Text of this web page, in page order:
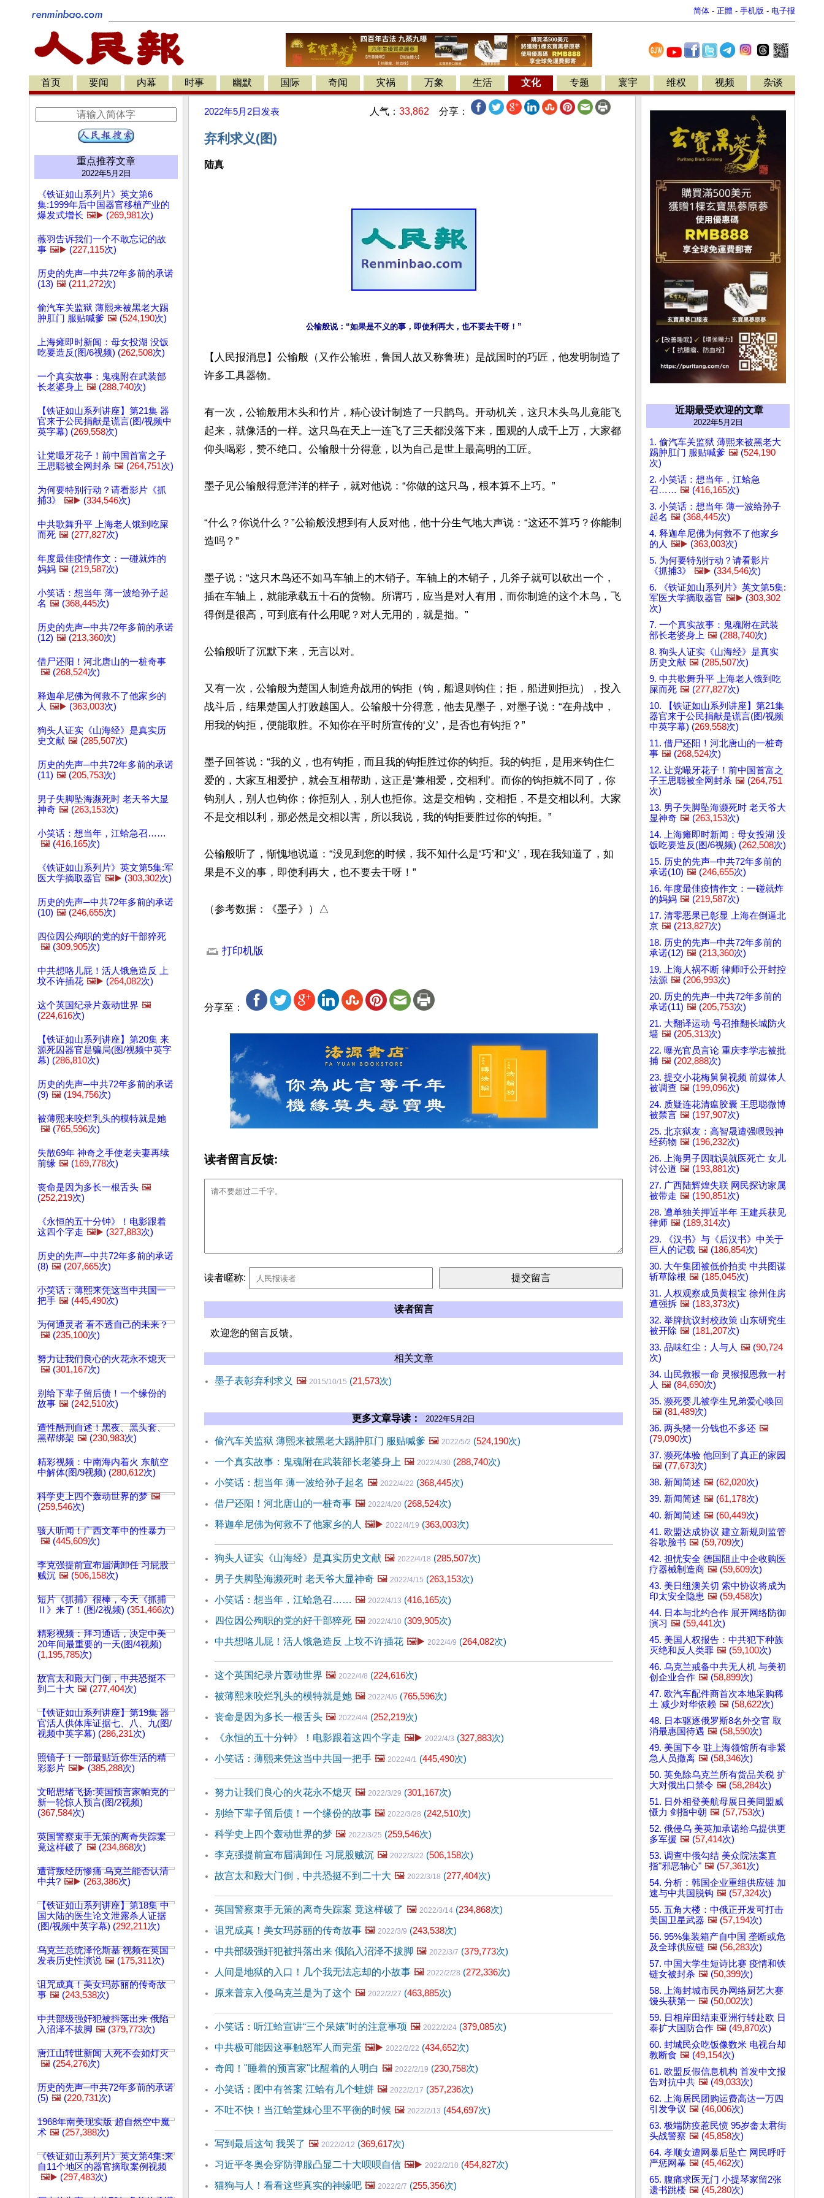
简体 - 正體 - 手机版 - 电子报
首页 要闻 内幕 时事 幽默 国际 奇闻 灾祸 万象 生活 文化 专题 寰宇 维权 视频 杂谈
重点推荐文章
2022年5月2日
《铁证如山系列片》英文第6
集:1999年后中国器官移植产业的
爆发式增长 🖼️▶️ (269,981次)
薇羽告诉我们一个不敢忘记的故
事 🖼️▶️ (227,115次)
历史的先声─中共72年多前的承诺
(13) 🖼️ (211,272次)
偷汽车关监狱 薄熙来被黑老大踢
肿肛门 服贴喊爹 🖼️ (524,190次)
上海瘫即时新闻：母女投湖 没饭
吃要造反(图/6视频) (262,508次)
一个真实故事：鬼魂附在武装部
长老婆身上 🖼️ (288,740次)
【铁证如山系列讲座】第21集 器
官来于公民捐献是谎言(图/视频中
英字幕) (269,558次)
让党嘬牙花子！前中国首富之子
王思聪被全网封杀 🖼️ (264,751次)
为何要特别行动？请看影片《抓
捕3》
🖼️▶️ (334,546次)
中共歌舞升平 上海老人饿到吃屎
而死 🖼️ (277,827次)
年度最佳疫情作文：一碰就炸的
妈妈 🖼️ (219,587次)
小笑话：想当年 薄一波给孙子起
名 🖼️ (368,445次)
历史的先声─中共72年多前的承诺
(12) 🖼️ (213,360次)
借尸还阳！河北唐山的一桩奇事
🖼️ (268,524次)
释迦牟尼佛为何救不了他家乡的
人 🖼️▶️ (363,003次)
狗头人证实《山海经》是真实历
史文献 🖼️ (285,507次)
历史的先声─中共72年多前的承诺
(11) 🖼️ (205,753次)
男子失脚坠海濒死时 老天爷大显
神奇 🖼️ (263,153次)
小笑话：想当年，江蛤急召……
🖼️ (416,165次)
《铁证如山系列片》英文第5集:军
医大学摘取器官 🖼️▶️ (303,302次)
历史的先声─中共72年多前的承诺
(10) 🖼️ (246,655次)
四位因公殉职的党的好干部猝死
🖼️ (309,905次)
中共想咯儿屁！活人饿急造反 上
坟不许插花 🖼️▶️ (264,082次)
这个英国纪录片轰动世界 🖼️
(224,616次)
【铁证如山系列讲座】第20集 来
源死囚器官是骗局(图/视频中英字
幕) (286,810次)
历史的先声─中共72年多前的承诺
(9) 🖼️ (194,756次)
被薄熙来咬烂乳头的模特就是她
🖼️ (765,596次)
失散69年 神奇之手使老夫妻再续
前缘 🖼️ (169,778次)
丧命是因为多长一根舌头 🖼️
(252,219次)
《永恒的五十分钟》！电影跟着
这四个字走 🖼️▶️ (327,883次)
历史的先声─中共72年多前的承诺
(8) 🖼️ (207,665次)
小笑话：薄熙来凭这当中共国一
把手 🖼️ (445,490次)
为何通灵者 看不透自己的未来？
🖼️ (235,100次)
努力让我们良心的火花永不熄灭
🖼️ (301,167次)
别给下辈子留后债！一个缘份的
故事 🖼️ (242,510次)
遭性酷刑自述！黑夜、黑头套、
黑帮绑架 🖼️ (230,983次)
精彩视频：中南海内着火 东航空
中解体(图/9视频) (280,612次)
科学史上四个轰动世界的梦 🖼️
(259,546次)
骇人听闻！广西文革中的性暴力
🖼️ (445,609次)
李克强提前宣布届满卸任 习屁股
贼沉 🖼️ (506,158次)
短片《抓捕》很棒，今天《抓捕
Ⅱ》来了！(图/2视频) (351,466次)
精彩视频：拜习通话，决定中美
20年间最重要的一天(图/4视频)
(1,195,785次)
故宫太和殿大门倒，中共恐挺不
到二十大 🖼️ (277,404次)
【铁证如山系列讲座】第19集 器
官活人供体库证据七、八、九(图/
视频中英字幕) (286,231次)
照镜子！一部最贴近你生活的精
彩影片 🖼️▶️ (385,288次)
文昭思绪飞扬:英国预言家帕克的
新一轮惊人预言(图/2视频)
(367,584次)
英国警察束手无策的离奇失踪案
竟这样破了 🖼️ (234,868次)
遭背叛经历惨痛 乌克兰能否认清
中共? 🖼️▶️ (263,386次)
【铁证如山系列讲座】第18集 中
国大陆的医生论文泄露杀人证据
(图/视频中英字幕) (292,211次)
乌克兰总统泽伦斯基 视频在英国
发表历史性演说 🖼️ (175,311次)
诅咒成真！美女玛苏丽的传奇故
事 🖼️ (243,538次)
中共部级强奸犯被抖落出来 俄陷
入沼泽不拔脚 🖼️ (379,773次)
唐江山转世新闻 人死不会如灯灭
🖼️ (254,276次)
历史的先声─中共72年多前的承诺
(5) 🖼️ (220,731次)
1968年南美现实版 超自然空中魔
术 🖼️ (257,388次)
《铁证如山系列片》英文第4集:来
自11个地区的器官摘取案例视频
🖼️▶️ (297,483次)
2022年5月2日 发表 人气： 33,862 分享：
弃利求义(图)
陆真
【人民报消息】公输般（又作公输班，鲁国人故又称鲁班）是战国时的巧匠，他发明制造了
许多工具器物。
有一次，公输般用木头和竹片，精心设计制造了一只鹊鸟。开动机关，这只木头鸟儿竟能飞
起来，就像活的一样。这只鸟在天上一连飞了三天都没落下来，围观的人成千上万，大家都
仰头喝彩，赞不绝口。公输般十分得意，以为自己是世上最高明的工匠。
墨子见公输般得意洋洋的样子，就对他说：“你做的这只鸟，根本算不上巧。”
“什么？你说什么？”公输般没想到有人反对他，他十分生气地大声说：“这还不算巧？你能制
造吗？”
墨子说：“这只木鸟还不如马车轴上的木销子。车轴上的木销子，几斧子就可以砍出一个，
插在车轴上，就能承载五十石的货物。所谓巧，应当是对人有用，而你制造的这个木鸟，飞
得倒是很高，可到底有什么用呢？对人无用的，就是拙。”
公输般听了沉默下来，无言以对。
又有一次，公输般为楚国人制造舟战用的钩拒（钩，船退则钩住；拒，船进则拒抗），投入
战斗后，结果楚国人打败越国人。公输般十分得意，他去见墨子，对墨子说：“在舟战中，
用我的钩拒，便能取胜。不知你在平时所宣传的‘义’，是否也有钩拒？”
墨子回答说：“我的义，也有钩拒，而且我的钩拒胜过你的钩拒。我的钩拒，是用来钩住仁
爱的，大家互相爱护，就会互相帮助，这正是‘兼相爱，交相利’。而你的钩拒就不同了，你
钩别人，别人也钩你；你拒别人，别人也拒你。这是交相钩，交相拒，不是交相以利。大家
不是交相以利，那必然是交相以害，所以我说，我的钩拒要胜过你的钩拒。”
公输般听了，惭愧地说道：“没见到您的时候，我不知什么是‘巧’和‘义’，现在我知道了，如
果是不义的事，即使利再大，也不要去干呀！”
（参考数据：《墨子》）△
打印机版
分享至：
读者留言反馈:
读者暱称:
读者留言
欢迎您的留言反馈。
相关文章
墨子表彰弃利求义 🖼️ 2015/10/15 (21,573次)
更多文章导读： 2022年5月2日
偷汽车关监狱 薄熙来被黑老大踢肿肛门 服贴喊爹 🖼️ 2022/5/2 (524,190次)
一个真实故事：鬼魂附在武装部长老婆身上 🖼️ 2022/4/30 (288,740次)
小笑话：想当年 薄一波给孙子起名 🖼️ 2022/4/22 (368,445次)
借尸还阳！河北唐山的一桩奇事 🖼️ 2022/4/20 (268,524次)
释迦牟尼佛为何救不了他家乡的人 🖼️▶️ 2022/4/19 (363,003次)
狗头人证实《山海经》是真实历史文献 🖼️ 2022/4/18 (285,507次)
男子失脚坠海濒死时 老天爷大显神奇 🖼️ 2022/4/15 (263,153次)
小笑话：想当年，江蛤急召…… 🖼️ 2022/4/13 (416,165次)
四位因公殉职的党的好干部猝死 🖼️ 2022/4/10 (309,905次)
中共想咯儿屁！活人饿急造反 上坟不许插花 🖼️▶️ 2022/4/9 (264,082次)
这个英国纪录片轰动世界 🖼️ 2022/4/8 (224,616次)
被薄熙来咬烂乳头的模特就是她 🖼️ 2022/4/6 (765,596次)
丧命是因为多长一根舌头 🖼️ 2022/4/4 (252,219次)
《永恒的五十分钟》！电影跟着这四个字走 🖼️▶️ 2022/4/3 (327,883次)
小笑话：薄熙来凭这当中共国一把手 🖼️ 2022/4/1 (445,490次)
努力让我们良心的火花永不熄灭 🖼️ 2022/3/29 (301,167次)
别给下辈子留后债！一个缘份的故事 🖼️ 2022/3/28 (242,510次)
科学史上四个轰动世界的梦 🖼️ 2022/3/25 (259,546次)
李克强提前宣布届满卸任 习屁股贼沉 🖼️ 2022/3/22 (506,158次)
故宫太和殿大门倒，中共恐挺不到二十大 🖼️ 2022/3/18 (277,404次)
英国警察束手无策的离奇失踪案 竟这样破了 🖼️ 2022/3/14 (234,868次)
诅咒成真！美女玛苏丽的传奇故事 🖼️ 2022/3/9 (243,538次)
中共部级强奸犯被抖落出来 俄陷入沼泽不拔脚 🖼️ 2022/3/7 (379,773次)
人间是地狱的入口！几个我无法忘却的小故事 🖼️ 2022/2/28 (272,336次)
原来普京入侵乌克兰是为了这个 🖼️ 2022/2/27 (463,885次)
小笑话：听江蛤宣讲“三个呆婊”时的注意事项 🖼️ 2022/2/24 (379,085次)
中共极可能因这事触怒军人而完蛋 🖼️▶️ 2022/2/22 (434,652次)
奇闻！"睡着的预言家"比醒着的人明白 🖼️ 2022/2/19 (230,758次)
小笑话：图中有答案 江蛤有几个蛙姘 🖼️ 2022/2/17 (357,236次)
不吐不快！当江蛤堂妹心里不平衡的时候 🖼️ 2022/2/13 (454,697次)
写到最后这句 我哭了 🖼️ 2022/2/12 (369,617次)
习近平冬奥会穿防弹服凸显二十大呗呗自信 🖼️▶️ 2022/2/10 (454,827次)
猫狗与人！看看这些真实的神缘吧 🖼️ 2022/2/7 (255,356次)
近期最受欢迎的文章
2022年5月2日
1. 偷汽车关监狱 薄熙来被黑老大
踢肿肛门 服贴喊爹 🖼️ (524,190
次)
2. 小笑话：想当年，江蛤急
召…… 🖼️ (416,165次)
3. 小笑话：想当年 薄一波给孙子
起名 🖼️ (368,445次)
4. 释迦牟尼佛为何救不了他家乡
的人 🖼️▶️ (363,003次)
5. 为何要特别行动？请看影片
《抓捕3》
🖼️▶️ (334,546次)
6. 《铁证如山系列片》英文第5集:
军医大学摘取器官 🖼️▶️ (303,302
次)
7. 一个真实故事：鬼魂附在武装
部长老婆身上 🖼️ (288,740次)
8. 狗头人证实《山海经》是真实
历史文献 🖼️ (285,507次)
9. 中共歌舞升平 上海老人饿到吃
屎而死 🖼️ (277,827次)
10. 【铁证如山系列讲座】第21集
器官来于公民捐献是谎言(图/视频
中英字幕) (269,558次)
11. 借尸还阳！河北唐山的一桩奇
事 🖼️ (268,524次)
12. 让党嘬牙花子！前中国首富之
子王思聪被全网封杀 🖼️ (264,751
次)
13. 男子失脚坠海濒死时 老天爷大
显神奇 🖼️ (263,153次)
14. 上海瘫即时新闻：母女投湖 没
饭吃要造反(图/6视频) (262,508次)
15. 历史的先声─中共72年多前的
承诺(10) 🖼️ (246,655次)
16. 年度最佳疫情作文：一碰就炸
的妈妈 🖼️ (219,587次)
17. 清零恶果已彰显 上海在倒逼北
京 🖼️ (213,827次)
18. 历史的先声─中共72年多前的
承诺(12) 🖼️ (213,360次)
19. 上海人祸不断 律师吁公开封控
法源 🖼️ (206,993次)
20. 历史的先声─中共72年多前的
承诺(11) 🖼️ (205,753次)
21. 大翻译运动 号召推翻长城防火
墙 🖼️ (205,313次)
22. 曝光官员言论 重庆李学志被批
捕 🖼️ (202,888次)
23. 提交小花梅舅舅视频 前媒体人
被调查 🖼️ (199,096次)
24. 质疑连花清瘟胶囊 王思聪微博
被禁言 🖼️ (197,907次)
25. 北京狱友：高智晟遭强喂毁神
经药物 🖼️ (196,232次)
26. 上海男子因耽误就医死亡 女儿
讨公道 🖼️ (193,881次)
27. 广西陆辉煌失联 网民探访家属
被带走 🖼️ (190,851次)
28. 遭单独关押近半年 王建兵获见
律师 🖼️ (189,314次)
29. 《汉书》与《后汉书》中关于
巨人的记载 🖼️ (186,854次)
30. 大午集团被低价拍卖 中共图谋
斩草除根 🖼️ (185,045次)
31. 人权观察成员黄根宝 徐州住房
遭强拆 🖼️ (183,373次)
32. 举牌抗议封校政策 山东研究生
被开除 🖼️ (181,207次)
33. 品味红尘：人与人 🖼️ (90,724
次)
34. 山民救猴一命 灵猴报恩救一村
人 🖼️ (84,690次)
35. 濒死婴儿被孪生兄弟爱心唤回
🖼️ (81,489次)
36. 两头猪一分钱也不多还 🖼️
(79,090次)
37. 濒死体验 他回到了真正的家园
🖼️ (77,673次)
38. 新闻简述 🖼️ (62,020次)
39. 新闻简述 🖼️ (61,178次)
40. 新闻简述 🖼️ (60,449次)
41. 欧盟达成协议 建立新规则监管
谷歌脸书 🖼️ (59,709次)
42. 担忧安全 德国阻止中企收购医
疗器械制造商 🖼️ (59,609次)
43. 美日纽澳关切 索中协议将成为
印太安全隐患 🖼️ (59,458次)
44. 日本与北约合作 展开网络防御
演习 🖼️ (59,441次)
45. 美国人权报告：中共犯下种族
灭绝和反人类罪 🖼️ (59,100次)
46. 乌克兰戒备中共无人机 与美初
创企业合作 🖼️ (58,899次)
47. 欧汽车配件商首次本地采购稀
土 减少对华依赖 🖼️ (58,622次)
48. 日本驱逐俄罗斯8名外交官 取
消最惠国待遇 🖼️ (58,590次)
49. 美国下令 驻上海领馆所有非紧
急人员撤离 🖼️ (58,346次)
50. 英免除乌克兰所有货品关税 扩
大对俄出口禁令 🖼️ (58,284次)
51. 日外相登美航母展日美同盟威
慑力 剑指中朝 🖼️ (57,753次)
52. 俄侵乌 美英加承诺给乌提供更
多军援 🖼️ (57,414次)
53. 调查中俄勾结 美众院法案直
指"邪恶轴心" 🖼️ (57,361次)
54. 分析：韩国企业重组供应链 加
速与中共国脱钩 🖼️ (57,324次)
55. 五角大楼：中俄正开发可打击
美国卫星武器 🖼️ (57,194次)
56. 95%集装箱产自中国 垄断或危
及全球供应链 🖼️ (56,283次)
57. 中国大学生短诗比赛 疫情和铁
链女被封杀 🖼️ (50,399次)
58. 上海封城市民办网络厨艺大赛
馒头获第一 🖼️ (50,002次)
59. 日相岸田结束亚洲行转赴欧 日
泰扩大国防合作 🖼️ (49,870次)
60. 封城民众吃饭像数米 电视台却
教断食 🖼️ (49,154次)
61. 欧盟反假信息机构 首发中文报
告对抗中共 🖼️ (49,033次)
62. 上海居民团购运费高达一万四
引发争议 🖼️ (46,006次)
63. 极端防疫惹民愤 95岁畲太君街
头战警察 🖼️ (45,858次)
64. 孝顺女遭网暴后坠亡 网民呼吁
严惩网暴 🖼️ (45,462次)
65. 腹痛求医无门 小提琴家留2张
遗书跳楼 🖼️ (45,280次)